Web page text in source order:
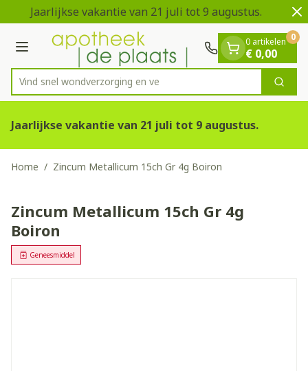
Ga naar de inhoud
1 van 2
Jaarlijkse vakantie van 21 juli tot 9 augustus.
Menu
Product, merk, categorie...
Vind snel wondverzorgin Zoek
0 artikelen
€ 0,00
0
Jaarlijkse vakantie van 21 juli tot 9 augustus.
Home / Zincum Metallicum 15ch Gr 4g Boiron
Zincum Metallicum 15ch Gr 4g
Boiron
Geneesmiddel